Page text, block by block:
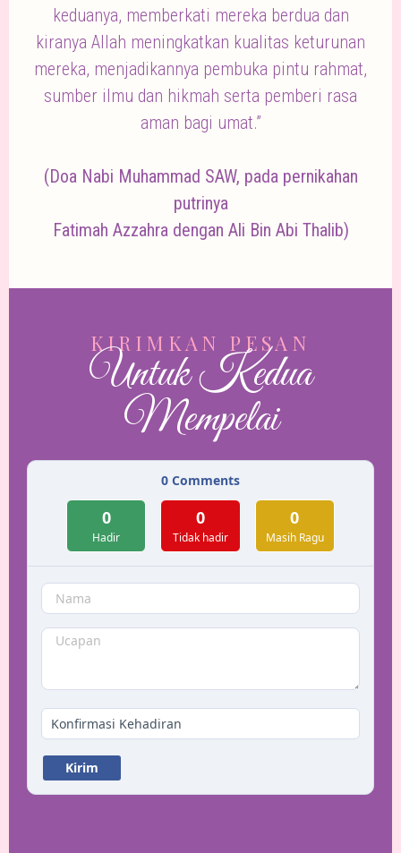
keduanya, memberkati mereka berdua dan
kiranya Allah meningkatkan kualitas keturunan
mereka, menjadikannya pembuka pintu rahmat,
sumber ilmu dan hikmah serta pemberi rasa
aman bagi umat.”
(Doa Nabi Muhammad SAW, pada pernikahan
putrinya
Fatimah Azzahra dengan Ali Bin Abi Thalib)
KIRIMKAN PESAN
Untuk Kedua
Mempelai
0 Comments
0
Hadir
0
Tidak hadir
0
Masih Ragu